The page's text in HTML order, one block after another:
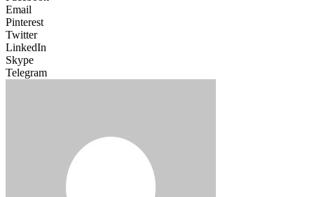
Email
Pinterest
Twitter
LinkedIn
Skype
Telegram